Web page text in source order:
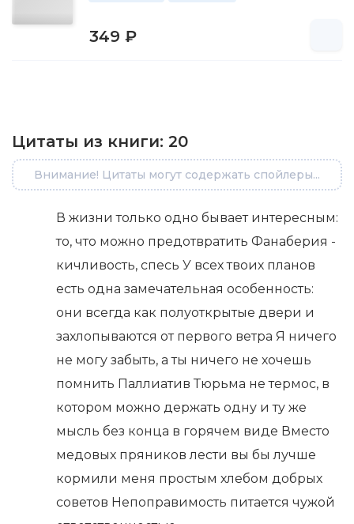
349 ₽
Цитаты из книги: 20
Внимание! Цитаты могут содержать спойлеры...
В жизни только одно бывает интересным:
то, что можно предотвратить Фанаберия -
кичливость, спесь У всех твоих планов
есть одна замечательная особенность:
они всегда как полуоткрытые двери и
захлопываются от первого ветра Я ничего
не могу забыть, а ты ничего не хочешь
помнить Паллиатив Тюрьма не термос, в
котором можно держать одну и ту же
мысль без конца в горячем виде Вместо
медовых пряников лести вы бы лучше
кормили меня простым хлебом добрых
советов Непоправимость питается чужой